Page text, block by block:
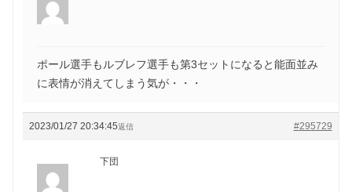
ポール選手もルブレフ選手も第3セットになると能面並み
に表情が消えてしまう気が・・・
2023/01/27 20:34:45 #295729
返信
下団